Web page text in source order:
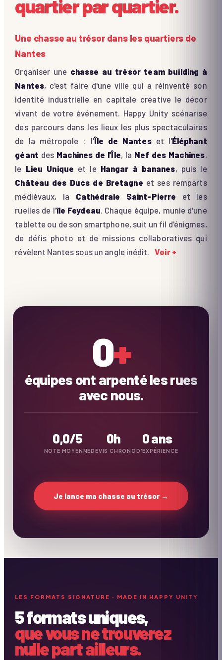
quartier par quartier.
Une chasse au trésor dans les quartiers de
Nantes
Organiser une chasse au trésor team building à
Nantes, c'est faire d'une ville qui a réinventé son
identité industrielle en capitale créative le décor
vivant de votre événement. Happy Unity scénarise
des parcours dans les lieux les plus spectaculaires
de la métropole : l'Île de Nanteset l'Éléphant
géant des Machines de l'Île, la Nef des Machines,
le Lieu Unique et le Hangar à bananes, puis le
Château des Ducs de Bretagne et ses remparts
médiévaux, la Cathédrale Saint-Pierre et les
ruelles de l'île Feydeau. Chaque équipe, munie d'une
tablette ou de son smartphone, suit un fil d'énigmes,
de défis photo et de missions collaboratives qui
révèlent Nantes sous un angle inédit. Voir +
0+
équipes ont arpenté les rues
avec nous.
0,0/5
NOTE MOYENNE
0h
DEVIS CHRONO
0ans
D'EXPÉRIENCE
Je lance ma chasse au trésor →
LES FORMATS SIGNATURE · MADE IN HAPPY UNITY
5 formats uniques,
que vous ne trouverez
nulle part ailleurs.